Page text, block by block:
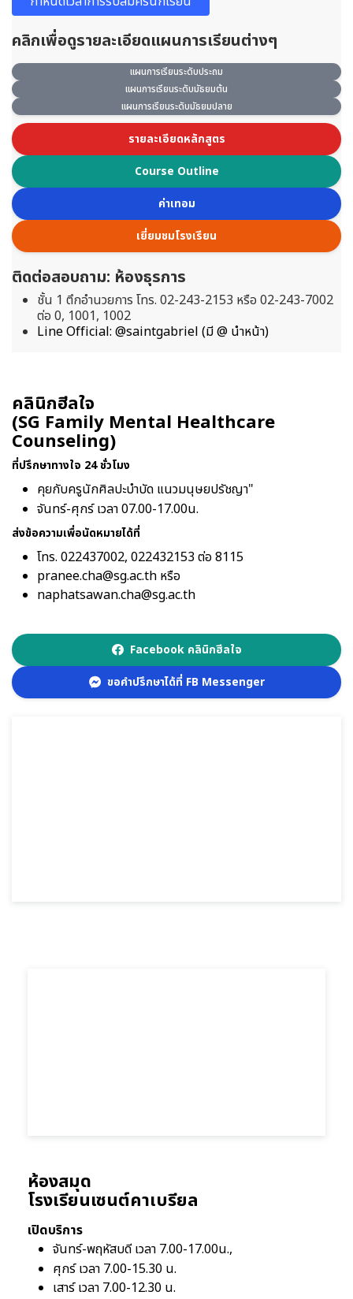
คลิกเพื่อดูรายละเอียดแผนการเรียนต่างๆ
แผนการเรียนระดับประถม
แผนการเรียนระดับมัธยมต้น
แผนการเรียนระดับมัธยมปลาย
รายละเอียดหลักสูตร
Course Outline
ค่าเทอม
เยี่ยมชมโรงเรียน
ติดต่อสอบถาม: ห้องธุรการ
ชั้น 1 ตึกอำนวยการ โทร. 02-243-2153 หรือ 02-243-7002
ต่อ 0, 1001, 1002
Line Official: @saintgabriel (มี @ นำหน้า)
คลินิกฮีลใจ
(SG Family Mental Healthcare
Counseling)
ที่ปรึกษาทางใจ 24 ชั่วโมง
คุยกับครูนักศิลปะบำบัด แนวมนุษยปรัชญา"
จันทร์-ศุกร์ เวลา 07.00-17.00น.
ส่งข้อความเพื่อนัดหมายได้ที่
โทร. 022437002, 022432153 ต่อ 8115
pranee.cha@sg.ac.th หรือ
naphatsawan.cha@sg.ac.th
Facebook คลินิกฮีลใจ
ขอคำปรึกษาได้ที่ FB Messenger
ห้องสมุด
โรงเรียนเซนต์คาเบรียล
เปิดบริการ
จันทร์-พฤหัสบดี เวลา 7.00-17.00น.,
ศุกร์ เวลา 7.00-15.30 น.
เสาร์ เวลา 7.00-12.30 น.